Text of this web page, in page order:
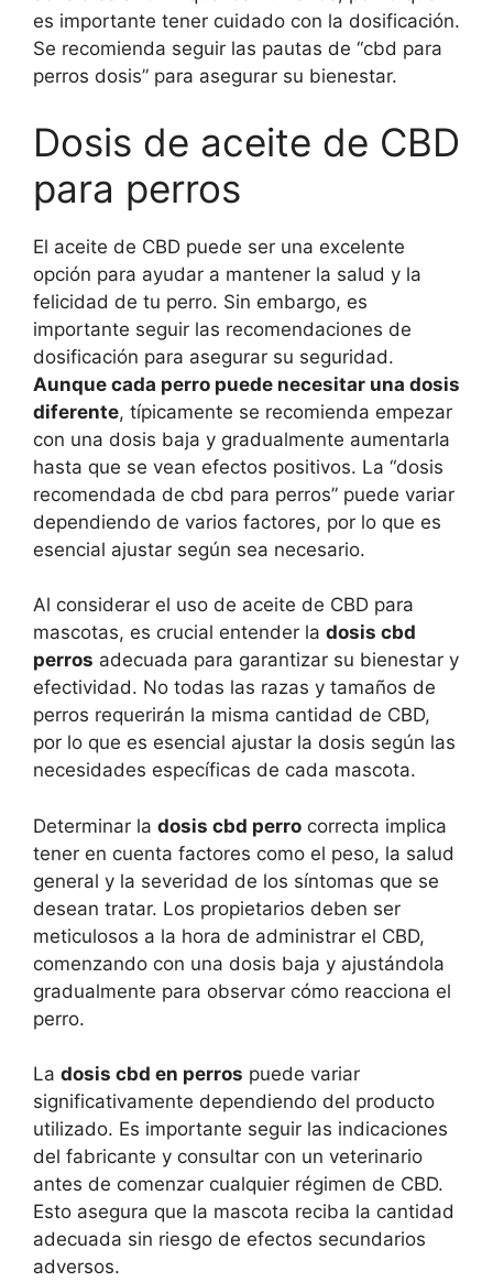
es importante tener cuidado con la dosificación.
Se recomienda seguir las pautas de “cbd para
perros dosis” para asegurar su bienestar.
Dosis de aceite de CBD
para perros
El aceite de CBD puede ser una excelente
opción para ayudar a mantener la salud y la
felicidad de tu perro. Sin embargo, es
importante seguir las recomendaciones de
dosificación para asegurar su seguridad.
Aunque cada perro puede necesitar una dosis
diferente, típicamente se recomienda empezar
con una dosis baja y gradualmente aumentarla
hasta que se vean efectos positivos. La “dosis
recomendada de cbd para perros” puede variar
dependiendo de varios factores, por lo que es
esencial ajustar según sea necesario.
Al considerar el uso de aceite de CBD para
mascotas, es crucial entender la dosis cbd
perros adecuada para garantizar su bienestar y
efectividad. No todas las razas y tamaños de
perros requerirán la misma cantidad de CBD,
por lo que es esencial ajustar la dosis según las
necesidades específicas de cada mascota.
Determinar la dosis cbd perro correcta implica
tener en cuenta factores como el peso, la salud
general y la severidad de los síntomas que se
desean tratar. Los propietarios deben ser
meticulosos a la hora de administrar el CBD,
comenzando con una dosis baja y ajustándola
gradualmente para observar cómo reacciona el
perro.
La dosis cbd en perros puede variar
significativamente dependiendo del producto
utilizado. Es importante seguir las indicaciones
del fabricante y consultar con un veterinario
antes de comenzar cualquier régimen de CBD.
Esto asegura que la mascota reciba la cantidad
adecuada sin riesgo de efectos secundarios
adversos.